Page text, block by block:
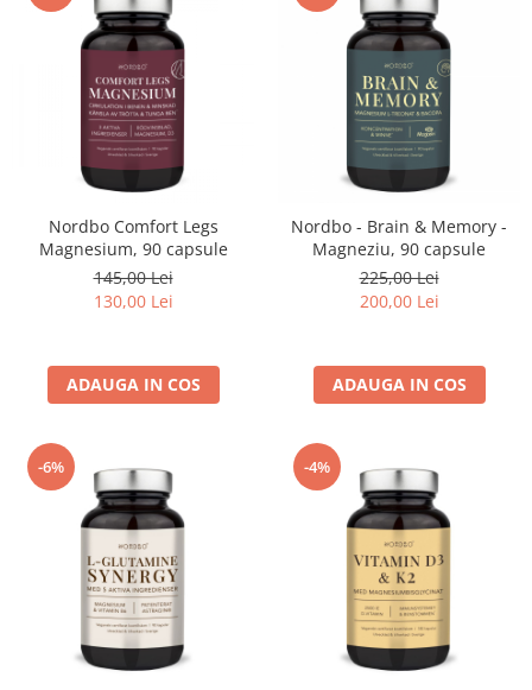
Nordbo Comfort Legs
Magnesium, 90 capsule
145,00 Lei
130,00 Lei
ADAUGA IN COS
Nordbo - Brain & Memory -
Magneziu, 90 capsule
225,00 Lei
200,00 Lei
ADAUGA IN COS
-6% -4%